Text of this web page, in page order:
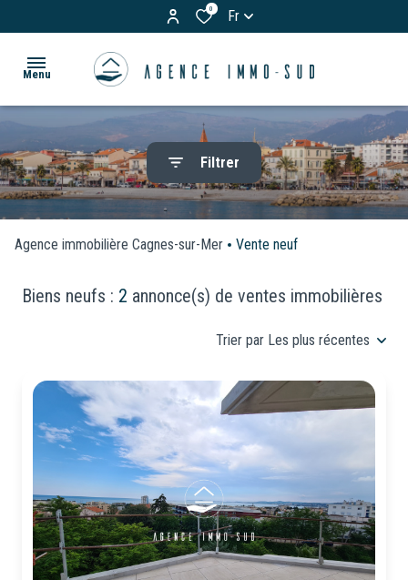
0 Fr
Menu
ACCUEIL
ACHETER
Appartements
Maisons
Terrains
Parkings
Locaux
Commerciaux
Neuf
LOUER
BIENS
CONSEILLERS
NOUS
REJOINDRE
Filtrer
Agence immobilière Cagnes-sur-Mer Vente neuf
Biens neufs : 2 annonce(s) de ventes immobilières
Trier par Les plus récentes